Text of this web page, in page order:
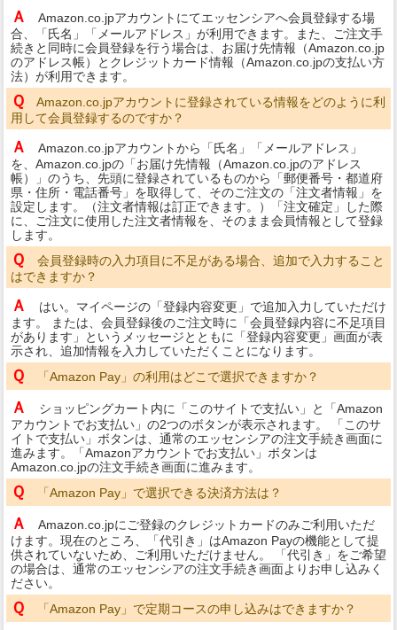
Ａ
Amazon.co.jpアカウントにてエッセンシアへ会員登録する場
合、「氏名」「メールアドレス」が利用できます。また、ご注文手
続きと同時に会員登録を行う場合は、お届け先情報（Amazon.co.jp
のアドレス帳）とクレジットカード情報（Amazon.co.jpの支払い方
法）が利用できます。
Ｑ Amazon.co.jpアカウントに登録されている情報をどのように利
用して会員登録するのですか？
Ａ
Amazon.co.jpアカウントから「氏名」「メールアドレス」
を、Amazon.co.jpの「お届け先情報（Amazon.co.jpのアドレス
帳）」のうち、先頭に登録されているものから「郵便番号・都道府
県・住所・電話番号」を取得して、そのご注文の「注文者情報」を
設定します。（注文者情報は訂正できます。）「注文確定」した際
に、ご注文に使用した注文者情報を、そのまま会員情報として登録
します。
Ｑ 会員登録時の入力項目に不足がある場合、追加で入力すること
はできますか？
Ａ
はい。マイページの「登録内容変更」で追加入力していただけ
ます。 または、会員登録後のご注文時に「会員登録内容に不足項目
があります」というメッセージとともに「登録内容変更」画面が表
示され、追加情報を入力していただくことになります。
Ｑ 「Amazon Pay」の利用はどこで選択できますか？
Ａ
ショッピングカート内に「このサイトで支払い」と「Amazon
アカウントでお支払い」の2つのボタンが表示されます。 「このサ
イトで支払い」ボタンは、通常のエッセンシアの注文手続き画面に
進みます。「Amazonアカウントでお支払い」ボタンは
Amazon.co.jpの注文手続き画面に進みます。
Ｑ 「Amazon Pay」で選択できる決済方法は？
Ａ
Amazon.co.jpにご登録のクレジットカードのみご利用いただ
けます。現在のところ、「代引き」はAmazon Payの機能として提
供されていないため、ご利用いただけません。 「代引き」をご希望
の場合は、通常のエッセンシアの注文手続き画面よりお申し込みく
ださい。
Ｑ 「Amazon Pay」で定期コースの申し込みはできますか？